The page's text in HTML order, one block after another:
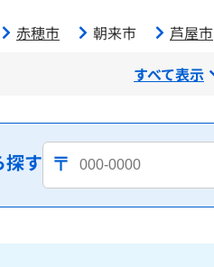
赤穂市 朝来市 芦屋市
すべて表示
探す